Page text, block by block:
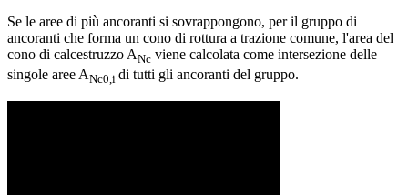
Se le aree di più ancoranti si sovrappongono, per il gruppo di
ancoranti che forma un cono di rottura a trazione comune, l'area del
cono di calcestruzzo ANc viene calcolata come intersezione delle
singole aree ANc0,i di tutti gli ancoranti del gruppo.